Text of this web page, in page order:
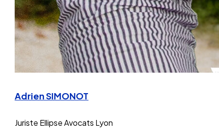
Adrien SIMONOT
Juriste Ellipse Avocats Lyon